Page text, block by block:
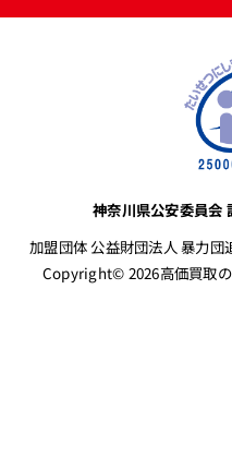
神奈川県公安委員
加盟団体 公益財団法人 暴力
Copyright© 2026高価買取